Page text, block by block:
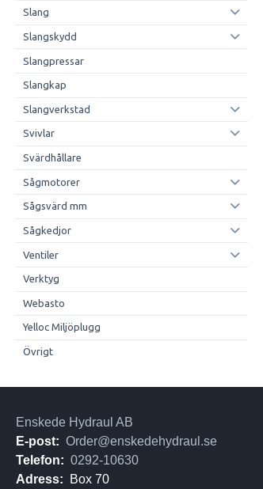
Slang
Slangskydd
Slangpressar
Slangkap
Slangverkstad
Svivlar
Svärdhållare
Sågmotorer
Sågsvärd mm
Sågkedjor
Ventiler
Verktyg
Webasto
Yelloc Miljöplugg
Övrigt
Enskede Hydraul AB
E-post: Order@enskedehydraul.se
Telefon: 0292-10630
Adress:
Box 70